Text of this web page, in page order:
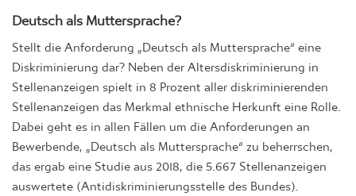
Deutsch als Muttersprache?
Stellt die Anforderung „Deutsch als Muttersprache“ eine
Diskriminierung dar? Neben der Altersdiskriminierung in
Stellenanzeigen spielt in 8 Prozent aller diskriminierenden
Stellenanzeigen das Merkmal ethnische Herkunft eine Rolle.
Dabei geht es in allen Fällen um die Anforderungen an
Bewerbende, „Deutsch als Muttersprache“ zu beherrschen,
das ergab eine Studie aus 2018, die 5.667 Stellenanzeigen
auswertete (Antidiskriminierungsstelle des Bundes).